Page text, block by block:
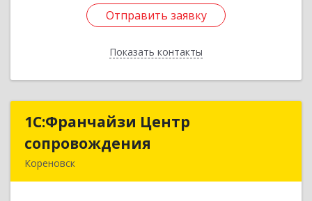
Отправить заявку
Показать контакты
Отправить заявку
Назад
1С:Франчайзи Центр
сопровождения
Кореновск
1С:Франчайзи Центр